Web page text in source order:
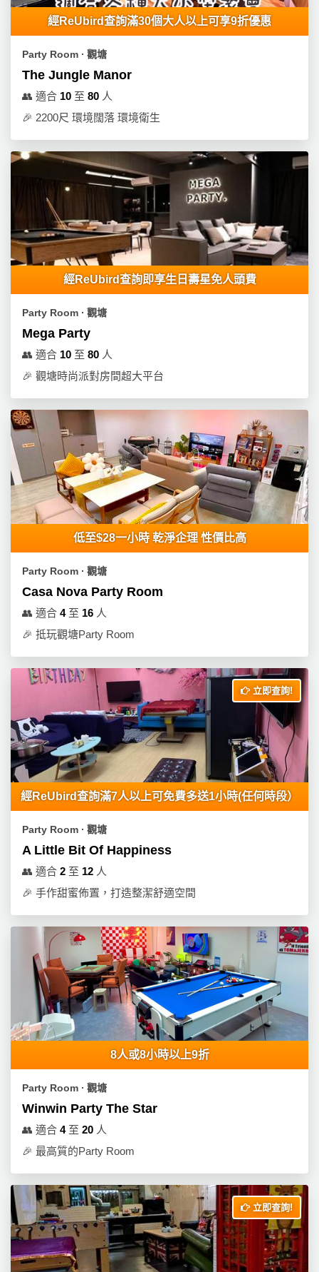
經ReUbird查詢滿30個大人以上可享9折優惠
Party Room ∙ 觀塘
The Jungle Manor
👥 適合 10 至 80 人
🎉 2200尺 環境闊落 環境衛生
經ReUbird查詢即享生日壽星免人頭費
Party Room ∙ 觀塘
Mega Party
👥 適合 10 至 80 人
🎉 觀塘時尚派對房間超大平台
低至$28一小時 乾淨企理 性價比高
Party Room ∙ 觀塘
Casa Nova Party Room
👥 適合 4至 16 人
🎉 抵玩觀塘Party Room
立即查詢!
經ReUbird查詢滿7人以上可免費多送1小時(任何時段）
Party Room ∙ 觀塘
A Little Bit Of Happiness
👥 適合 2 至 12 人
🎉 手作甜蜜佈置，打造整潔舒適空間
8人或8小時以上9折
Party Room ∙ 觀塘
Winwin Party The Star
👥 適合 4至 20 人
🎉 最高質的Party Room
立即查詢!